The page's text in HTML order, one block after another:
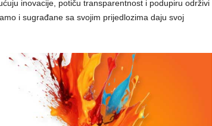
inovacije, potiču transparentnost i podupiru održivi
i sugrađane sa svojim prijedlozima daju svoj